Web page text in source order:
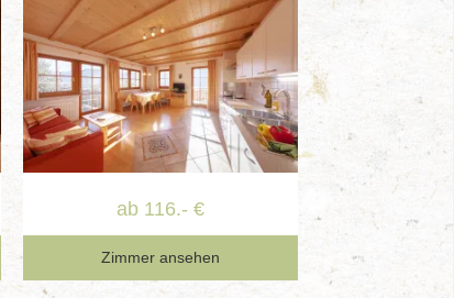
ab 116.- €
Zimmer ansehen